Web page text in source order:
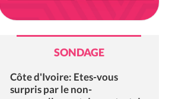
SONDAGE
Côte d'Ivoire: Etes-vous
surpris par le non-